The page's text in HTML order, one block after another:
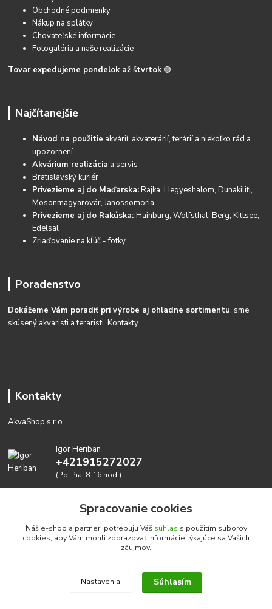
Obchodné podmienky
Nákup na splátky
Chovateľské informácie
Fotogaléria a naše realizácie
Tovar expedujeme pondelok až štvrtok 🟢
Najčítanejšie
Návod na použitie akvárií, akvaterárií, terárií a niekoľko rád a
upozornení
Akvárium realizácia a servis
Bratislavský kuriér
Privezieme aj do Maďarska:Rajka, Hegyeshalom, Dunakiliti,
Mosonmagyarovár, Janossomoria
Privezieme aj do Rakúska:Hainburg, Wolfsthal, Berg, Kittsee,
Edelsal
Zriaďovanie na kĺúč - fotky
Poradenstvo
Dokážeme Vám poradiť pri výrobe aj ohľadne sortimentu, sme
skúsený akvaristi a teraristi.Kontakty
Kontakty
AkvaShop s.r.o.
Igor Heriban
+421915272027
(Po-Pia, 8-16 hod.)
Realizujeme prírodné akvária: AkvaShop s.r.o. • IBAN:
SK3911000000002947087849
Spracovanie cookies
Náš e-shop a partneri potrebujú Váš súhlas s použitím súborov
cookies, aby Vám mohli zobrazovať informácie týkajúce sa Vašich
záujmov.
Nastavenia Súhlasím